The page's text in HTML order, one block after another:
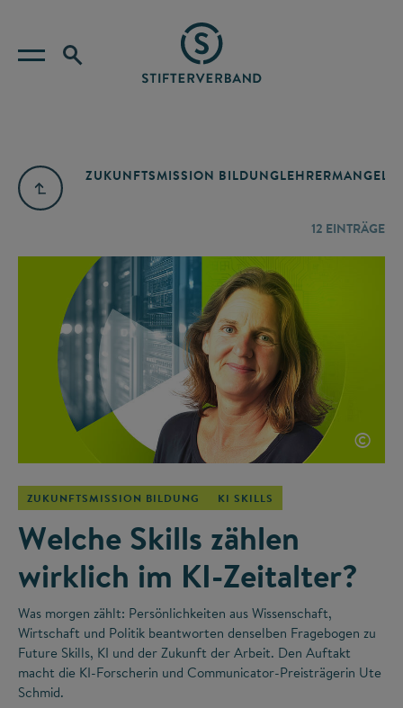
ZUKUNFTSMISSION BILDUNGLEHRERMANGEL
12 EINTRÄGE
©
ZUKUNFTSMISSION BILDUNG KI SKILLS
Welche Skills zählen
wirklich im KI-Zeitalter?
Was morgen zählt: Persönlichkeiten aus Wissenschaft,
Wirtschaft und Politik beantworten denselben Fragebogen zu
Future Skills, KI und der Zukunft der Arbeit. Den Auftakt
macht die KI-Forscherin und Communicator-Preisträgerin Ute
Schmid.